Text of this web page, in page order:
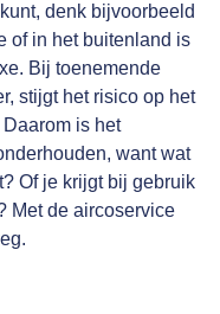
denk bijvoorbeeld
of in het buitenland is
Bij toenemende
stijgt het risico op het
is het
want wat
Of je krijgt bij gebruik
Met de aircoservice